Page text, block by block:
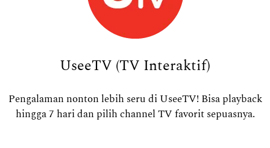
UseeTV (TV Interaktif)
Pengalaman nonton lebih seru di UseeTV! Bisa playback
hingga 7 hari dan pilih channel TV favorit sepuasnya.